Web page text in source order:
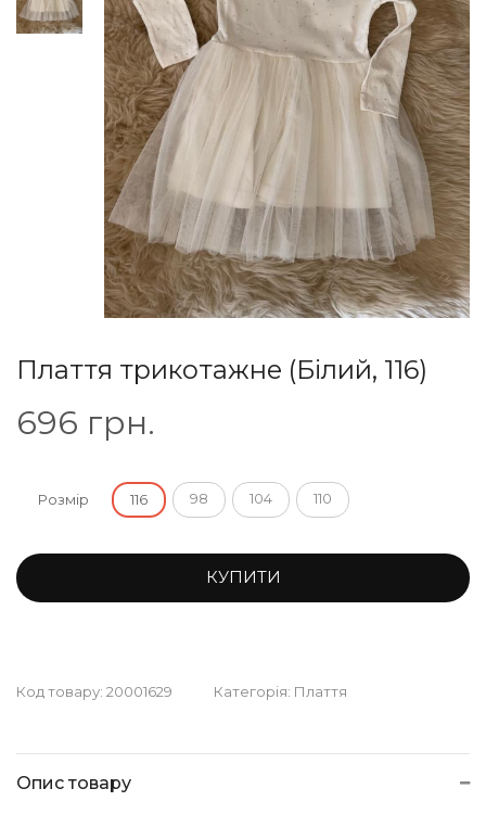
Плаття трикотажне (Білий, 116)
696 грн.
Розмір 116 98 104 110
КУПИТИ
Код товару: 20001629 Категорія: Плаття
Опис товару